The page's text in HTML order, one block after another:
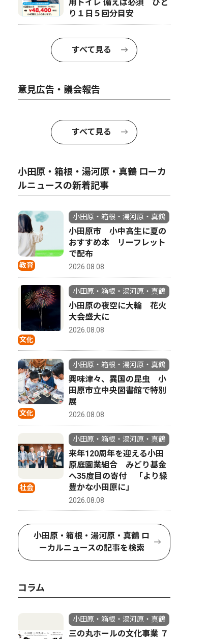
4
用トイレ 備えは必須 ひと
り１日５回分目安
すべて見る
意見広告・議会報告
すべて見る
小田原・箱根・湯河原・真鶴 ローカ
ルニュースの新着記事
教育
小田原・箱根・湯河原・真鶴
小田原市 小中高生に夏の
おすすめ本 リーフレット
で配布
2026.08.08
文化
小田原・箱根・湯河原・真鶴
小田原の夜空に大輪 花火
大会盛大に
2026.08.08
文化
小田原・箱根・湯河原・真鶴
興味津々、異国の昆虫 小
田原市立中央図書館で特別
展
2026.08.08
社会
小田原・箱根・湯河原・真鶴
来年120周年を迎える小田
原庭園業組合 みどり基金
へ35度目の寄付 「より緑
豊かな小田原に」
2026.08.08
小田原・箱根・湯河原・真鶴 ロ
ーカルニュースの記事を検索
コラム
小田原・箱根・湯河原・真鶴
三の丸ホールの文化事業 ７